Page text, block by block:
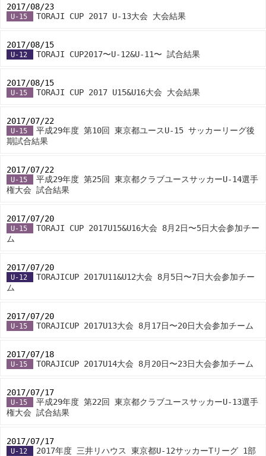
2017/08/23
U-15
TORAJI CUP 2017 U-13大会 大会結果
2017/08/15
U-12
TORAJI CUP2017〜U-12&U-11〜 試合結果
2017/08/15
U-15
TORAJI CUP 2017 U15&U16大会 大会結果
2017/07/22
U-15
平成29年度 第10回 東京都ユースU-15 サッカーリーグ後
期試合結果
2017/07/22
U-15
平成29年度 第25回 東京都クラブユースサッカーU-14選手
権大会 試合結果
2017/07/20
U-15
TORAJI CUP 2017U15&U16大会 8月2日〜5日大会参加チー
ム
2017/07/20
U-12
TORAJICUP 2017U11&U12大会 8月5日〜7日大会参加チー
ム
2017/07/20
U-15
TORAJICUP 2017U13大会 8月17日〜20日大会参加チーム
2017/07/18
U-15
TORAJICUP 2017U14大会 8月20日〜23日大会参加チーム
2017/07/17
U-15
平成29年度 第22回 東京都クラブユースサッカーU-13選手
権大会 試合結果
2017/07/17
U-12
2017年度 三井リハウス 東京都U-12サッカーTリーグ 1部